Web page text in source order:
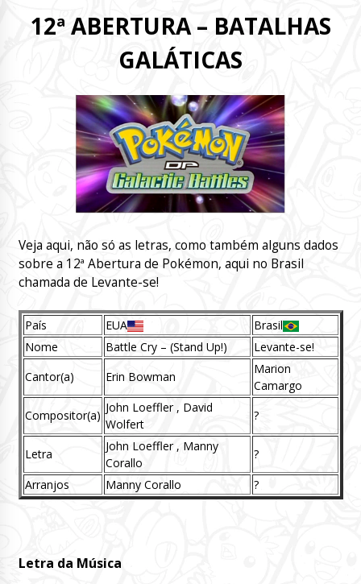
12ª ABERTURA – BATALHAS
GALÁTICAS
Veja aqui, não só as letras, como também alguns dados
sobre a 12ª Abertura de Pokémon, aqui no Brasil
chamada de Levante-se!
País EUA
Brasil
Nome
Battle Cry – (Stand Up!)
Levante-se!
Cantor(a)
Erin Bowman
Marion
Camargo
Compositor(a)
John Loeffler , David
Wolfert
?
Letra
John Loeffler , Manny
Corallo
?
Arranjos
Manny Corallo ?
Letra da Música